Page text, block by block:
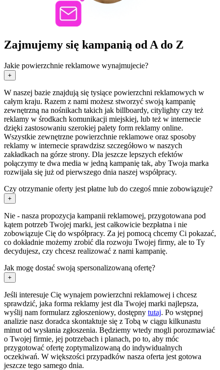
Zajmujemy się kampanią od A do Z
Jakie powierzchnie reklamowe wynajmujecie?
+
W naszej bazie znajdują się tysiące powierzchni reklamowych w
całym kraju. Razem z nami możesz stworzyć swoją kampanię
zewnętrzną na nośnikach takich jak billboardy, citylighty czy też
reklamy w środkach komunikacji miejskiej, lub też w internecie
dzięki zastosowaniu szerokiej palety form reklamy online.
Wszystkie zewnętrzne powierzchnie reklamowe oraz sposoby
reklamy w internecie sprawdzisz szczegółowo w naszych
zakładkach na górze strony. Dla jeszcze lepszych efektów
połączymy te dwa media w jedną kampanię tak, aby Twoja marka
rozwijała się już od pierwszego dnia naszej współpracy.
Czy otrzymanie oferty jest płatne lub do czegoś mnie zobowiązuje?
+
Nie - nasza propozycja kampanii reklamowej, przygotowana pod
kątem potrzeb Twojej marki, jest całkowicie bezpłatna i nie
zobowiązuje Cię do współpracy. Za jej pomocą chcemy Ci pokazać,
co dokładnie możemy zrobić dla rozwoju Twojej firmy, ale to Ty
decydujesz, czy chcesz realizować z nami kampanię.
Jak mogę dostać swoją spersonalizowaną ofertę?
+
Jeśli interesuje Cię wynajem powierzchni reklamowej i chcesz
sprawdzić, jaka forma reklamy jest dla Twojej marki najlepsza,
wyślij nam formularz zgłoszeniowy, dostępny tutaj. Po wstępnej
analizie nasz doradca skontaktuje się z Tobą w ciągu kilkunastu
minut od wysłania zgłoszenia. Będziemy wtedy mogli porozmawiać
o Twojej firmie, jej potrzebach i planach, po to, aby móc
przygotować ofertę zoptymalizowaną do indywidualnych
oczekiwań. W większości przypadków nasza oferta jest gotowa
jeszcze tego samego dnia.